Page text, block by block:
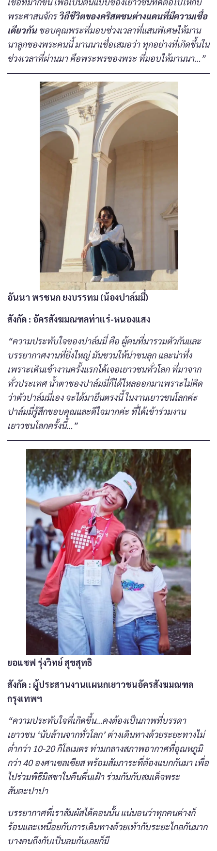
พระศาสนจักรวิถีชีวิตของคริสตชนต่างแดนที่มีความเชื่อ
เดียวกัน ขอบคุณพระที่มอบช่วงเวลาที่แสนพิเศษให้มาน
นาลูกของพระคนนี้ มานนาเชื่อเสมอว่า ทุกอย่างที่เกิดขึ้นใน
ช่วงเวลาที่ผ่านมา คือพระพรของพระ ที่มอบให้มานนา…”
อันนา พรชนก ยงบรรทม (น้องปาล์มมี่)
สังกัด : อัครสังฆมณฑลท่าแร่-หนองแสง
“ความประทับใจของปาล์มมี่ คือ ผู้คนที่มารวมตัวกันและ
บรรยากาศงานที่ยิ่งใหญ่ มันชวนให้น่าขนลุก และน่าทึ่ง
เพราะเดินเข้างานครั้งแรกได้เจอเยาวชนทั่วโลก ที่มาจาก
ทั่วประเทศ น้ำตาของปาล์มมี่ก็ได้ไหลออกมาเพราะไม่คิด
ว่าตัวปาล์มมี่เอง จะได้มายืนตรงนี้ ในงานเยาวชนโลกค่ะ
ปาล์มมี่รู้สึกขอบคุณและดีใจมากค่ะ ที่ได้เข้าร่วมงาน
เยาวชนโลกครั้งนี้…”
ยอแซฟ รุ่งวิทย์ สุขสุทธิ
สังกัด : ผู้ประสานงานแผนกเยาวชนอัครสังฆมณฑล
กรุงเทพฯ
“ความประทับใจที่เกิดขึ้น…คงต้องเป็นภาพที่บรรดา
เยาวชน ‘นับล้านจากทั่วโลก’ ต่างเดินทางด้วยระยะทางไม่
ต่ำกว่า 10-20 กิโลเมตร ท่ามกลางสภาพอากาศที่อุณหภูมิ
กว่า 40 องศาเซลเซียส พร้อมสัมภาระที่ต้องแบกกันมา เพื่อ
ไปร่วมพิธีมิสซาในคืนตื่นเฝ้า ร่วมกันกับสมเด็จพระ
สันตะปาปา
บรรยากาศที่เราสัมผัสได้ตอนนั้น แน่นอนว่าทุกคนต่างก็
ร้อนและเหนื่อยกับการเดินทางด้วยเท้ากับระยะไกลกันมาก
บางคนถึงกับเป็นลมกันเลยก็มี